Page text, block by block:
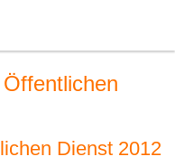
Dienst 2012